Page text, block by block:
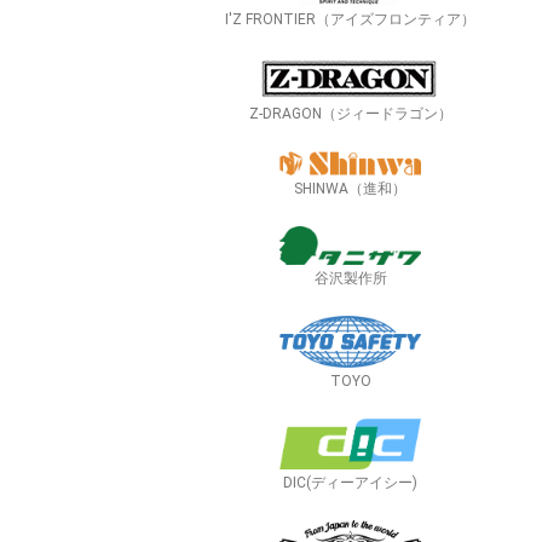
I'Z FRONTIER（アイズフロンティア）
Z-DRAGON（ジィードラゴン）
SHINWA（進和）
谷沢製作所
TOYO
DIC(ディーアイシー)